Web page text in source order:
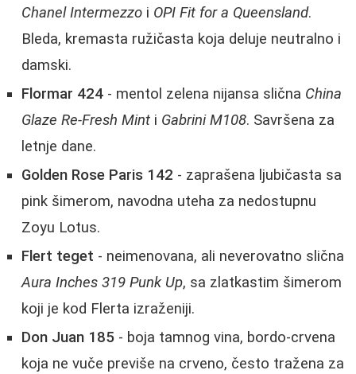
Chanel Intermezzo i OPI Fit for a Queensland.
Bleda, kremasta ružičasta koja deluje neutralno i
damski.
Flormar 424 - mentol zelena nijansa slična China
Glaze Re-Fresh Mint i Gabrini M108. Savršena za
letnje dane.
Golden Rose Paris 142 - zaprašena ljubičasta sa
pink šimerom, navodna uteha za nedostupnu
Zoyu Lotus.
Flert teget - neimenovana, ali neverovatno slična
Aura Inches 319 Punk Up, sa zlatkastim šimerom
koji je kod Flerta izraženiji.
Don Juan 185 - boja tamnog vina, bordo-crvena
koja ne vuče previše na crveno, često tražena za